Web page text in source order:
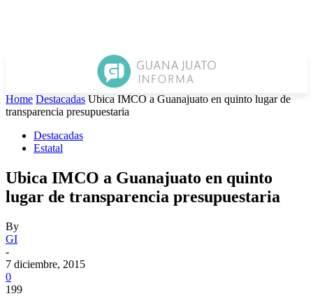
Home Destacadas Ubica IMCO a Guanajuato en quinto lugar de
transparencia presupuestaria
Destacadas
Estatal
Ubica IMCO a Guanajuato en quinto
lugar de transparencia presupuestaria
By
GI
-
7 diciembre, 2015
0
199